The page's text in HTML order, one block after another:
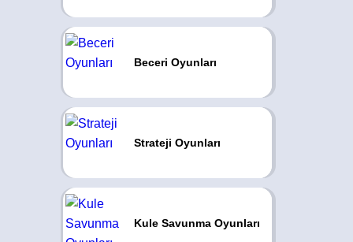
Beceri Oyunları
Strateji Oyunları
Kule Savunma Oyunları